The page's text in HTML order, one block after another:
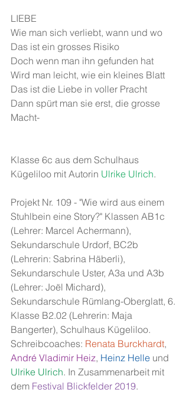
LIEBE
Wie man sich verliebt, wann und wo
Das ist ein grosses Risiko
Doch wenn man ihn gefunden hat
Wird man leicht, wie ein kleines Blatt
Das ist die Liebe in voller Pracht
Dann spürt man sie erst, die grosse
Macht-
Klasse 6c aus dem Schulhaus
Kügeliloo mit Autorin Ulrike Ulrich.
Projekt Nr. 109 - "Wie wird aus einem
Stuhlbein eine Story?" Klassen AB1c
(Lehrer: Marcel Achermann),
Sekundarschule Urdorf, BC2b
(Lehrerin: Sabrina Häberli),
Sekundarschule Uster, A3a und A3b
(Lehrer: Joël Michard),
Sekundarschule Rümlang-Oberglatt, 6.
Klasse B2.02 (Lehrerin: Maja
Bangerter), Schulhaus Kügeliloo.
Schreibcoaches: Renata Burckhardt,
André Vladimir Heiz, Heinz Helle und
Ulrike Ulrich. In Zusammenarbeit mit
dem Festival Blickfelder 2019.